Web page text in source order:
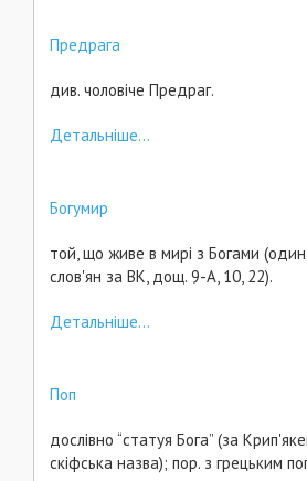
Предрага
див. чоловіче Предраг.
Детальніше...
Богумир
той, що живе в мирі з Богами (один
слов'ян за ВК, дощ. 9-А, 10, 22).
Детальніше...
Поп
дослівно “статуя Бога” (за
скіфська назва); пор. з грецьким